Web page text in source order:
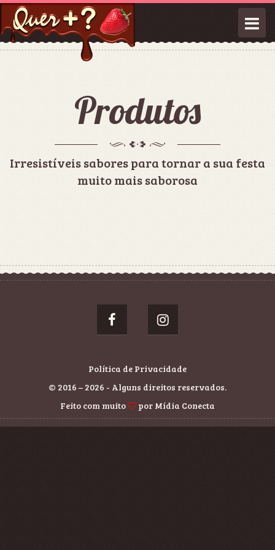
Produtos
Irresistíveis sabores para tornar a sua festa
muito mais saborosa
Política de Privacidade
© 2016 – 2026 - Alguns direitos reservados.
Feito com muito
por Mídia Conecta